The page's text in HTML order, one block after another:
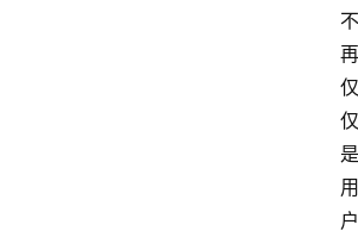
不
再
仅
仅
是
用
户